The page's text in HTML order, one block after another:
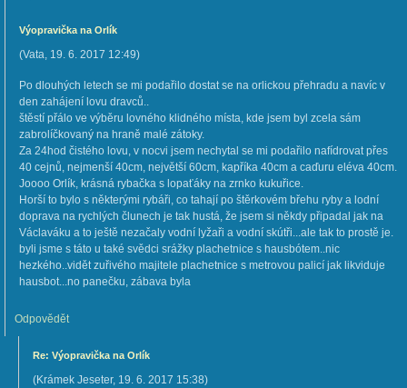
Výopravička na Orlík
(Vata, 19. 6. 2017 12:49)
Po dlouhých letech se mi podařilo dostat se na orlickou přehradu a navíc v
den zahájení lovu dravců..
štěstí přálo ve výběru lovného klidného místa, kde jsem byl zcela sám
zabrolíčkovaný na hraně malé zátoky.
Za 24hod čistého lovu, v nocvi jsem nechytal se mi podařilo nafídrovat přes
40 cejnů, nejmenší 40cm, největší 60cm, kapříka 40cm a caďuru eléva 40cm.
Joooo Orlík, krásná rybačka s lopaťáky na zrnko kukuřice.
Horší to bylo s některými rybáři, co tahají po štěrkovém břehu ryby a lodní
doprava na rychlých člunech je tak hustá, že jsem si někdy připadal jak na
Václaváku a to ještě nezačaly vodní lyžaři a vodní skútři...ale tak to prostě je.
byli jsme s táto u také svědci srážky plachetnice s hausbótem..nic
hezkého..vidět zuřivého majitele plachetnice s metrovou palicí jak likviduje
hausbot...no panečku, zábava byla
Odpovědět
Re: Výopravička na Orlík
(Krámek Jeseter, 19. 6. 2017 15:38)